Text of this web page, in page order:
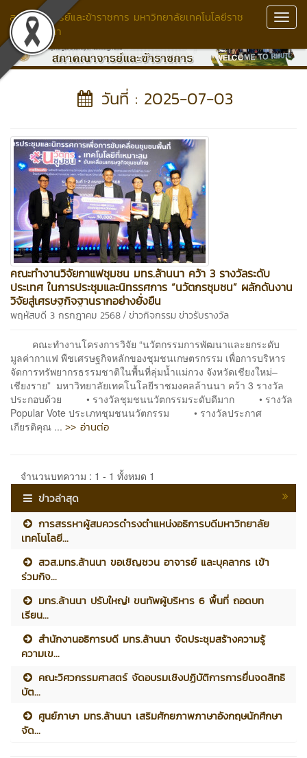
สภาคณาจารย์และข้าราชการ มหาวิทยาลัยเทคโนโลยีราช
มงคลล้านนา
วันที่ : 2025-07-03
คณะทำงานวิจัยกาแฟชุมชน มทร.ล้านนา คว้า 3 รางวัลระดับ
ประเทศ ในการประชุมและนิทรรศการ “นวัตกรชุมชน” ผลักดันงาน
วิจัยสู่เศรษฐกิจฐานรากอย่างยั่งยืน
พฤหัสบดี 3 กรกฎาคม 2568 / ข่าวกิจกรรมข่าวรับรางวัล
คณะทำงานโครงการวิจัย “นวัตกรรมการพัฒนาและยกระดับ
มูลค่ากาแฟ พืชเศรษฐกิจหลักของชุมชนเกษตรกรรม เพื่อการบริหาร
จัดการทรัพยากรธรรมชาติในพื้นที่ลุ่มน้ำแม่กวง จังหวัดเชียงใหม่–
เชียงราย” มหาวิทยาลัยเทคโนโลยีราชมงคลล้านนา คว้า 3 รางวัล
ประกอบด้วย • รางวัลชุมชนนวัตกรรมระดับดีมาก • รางวัล
Popular Vote ประเภทชุมชนนวัตกรรม • รางวัลประกาศ
เกียรติคุณ ... >> อ่านต่อ
จำนวนบทความ : 1 - 1 ทั้งหมด 1
ข่าวล่าสุด
การสรรหาผู้สมควรดำรงตำแหน่งอธิการบดีมหาวิทยาลัย
เทคโนโลยี...
สวส.มทร.ล้านนา ขอเชิญชวน อาจารย์ และบุคลากร เข้า
ร่วมกิจ...
มทร.ล้านนา ปรับใหญ่! ขนทัพผู้บริหาร 6 พื้นที่ ถอดบท
เรียน...
สำนักงานอธิการบดี มทร.ล้านนา จัดประชุมสร้างความรู้
ความเข...
คณะวิศวกรรมศาสตร์ จัดอบรมเชิงปฏิบัติการการยื่นจดสิทธิ
บัต...
ศูนย์ภาษา มทร.ล้านนา เสริมศักยภาพภาษาอังกฤษนักศึกษา
จัด...